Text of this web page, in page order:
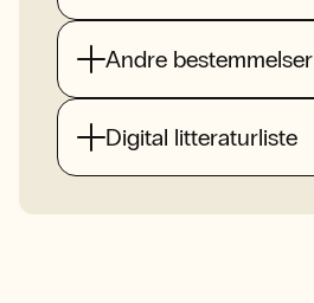
Andre bestemmelser
Digital litteraturliste